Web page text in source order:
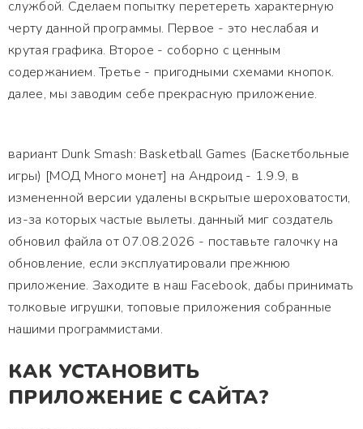
службой. Сделаем попытку перетереть характерную
черту данной программы. Первое - это неслабая и
крутая графика. Второе - соборно с ценным
содержанием. Третье - пригодными схемами кнопок.
далее, мы заводим себе прекрасную приложение.
вариант Dunk Smash: Basketball Games (Баскетбольные
игры) [МОД Много монет] на Андроид - 1.9.9, в
измененной версии удалены вскрытые шероховатости,
из-за которых частые вылеты. данный миг создатель
обновил файла от 07.08.2026 - поставьте галочку на
обновление, если эксплуатировали прежнюю
приложение. Заходите в наш Facebook, дабы принимать
толковые игрушки, топовые приложения собранные
нашими программистами.
КАК УСТАНОВИТЬ
ПРИЛОЖЕНИЕ С САЙТА?